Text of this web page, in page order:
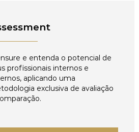
e entenda o potencial de
profissionais internos e
aplicando uma
exclusiva de avaliação